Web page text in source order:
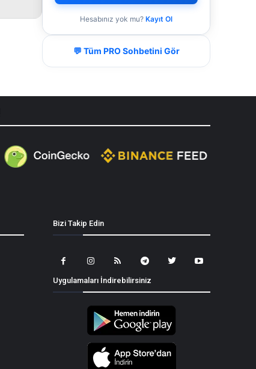
Hesabınız yok mu? Kayıt Ol
💬 Tüm PRO Sohbetini Gör
Bizi Takip Edin
Uygulamaları İndirebilirsiniz